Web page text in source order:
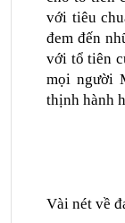
với tiêu
đem đến
với tổ tiên
mọi người
thịnh hành
Vài nét về